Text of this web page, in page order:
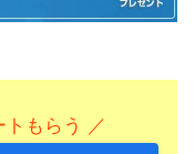
トもらう ／